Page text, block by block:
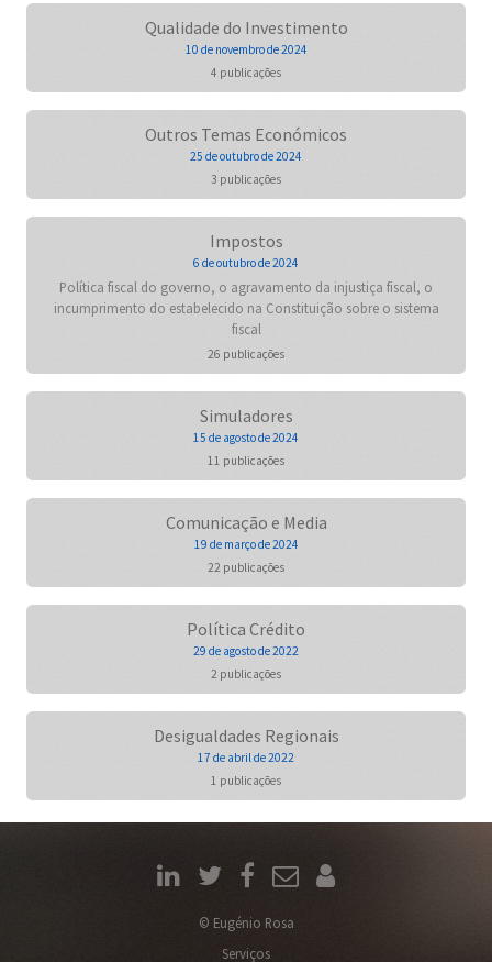
Qualidade do Investimento
10 de novembro de 2024
4 publicações
Outros Temas Económicos
25 de outubro de 2024
3 publicações
Impostos
6 de outubro de 2024
Política fiscal do governo, o agravamento da injustiça fiscal, o
incumprimento do estabelecido na Constituição sobre o sistema
fiscal
26 publicações
Simuladores
15 de agosto de 2024
11 publicações
Comunicação e Media
19 de março de 2024
22 publicações
Política Crédito
29 de agosto de 2022
2 publicações
Desigualdades Regionais
17 de abril de 2022
1 publicações
© Eugénio Rosa
Serviços